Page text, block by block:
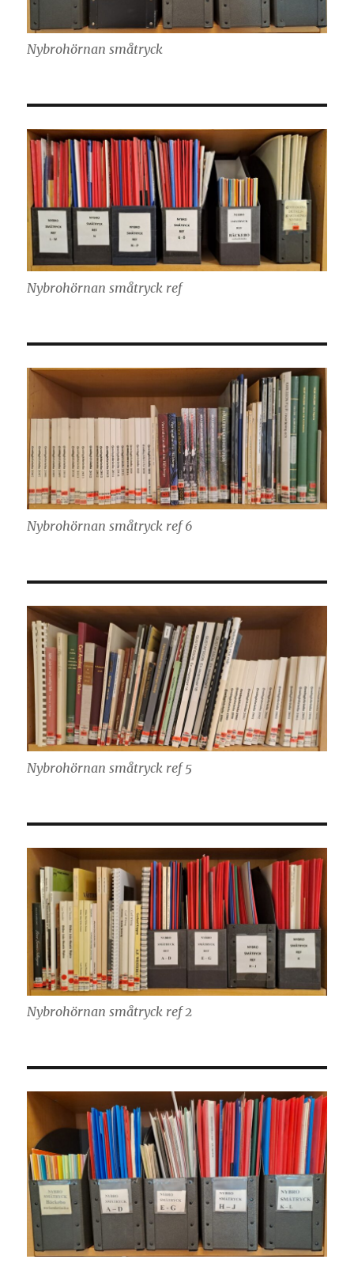
Nybrohörnan småtryck
Nybrohörnan småtryck ref
Nybrohörnan småtryck ref 6
Nybrohörnan småtryck ref 5
Nybrohörnan småtryck ref 2